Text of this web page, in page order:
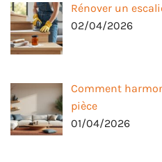
Rénover un
02/04/2026
Comment
pièce
01/04/2026